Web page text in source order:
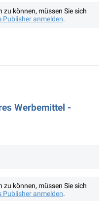
zu können, müssen Sie sich
Publisher anmelden.
Werbemittel -
zu können, müssen Sie sich
Publisher anmelden.